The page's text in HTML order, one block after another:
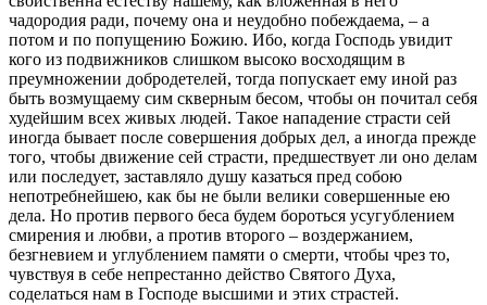
чадородия ради, почему она и неудобно побеждаема, – а
потом и по попущению Божию. Ибо, когда Господь увидит
кого из подвижников слишком высоко восходящим в
преумножении добродетелей, тогда попускает ему иной раз
быть возмущаему сим скверным бесом, чтобы он почитал себя
худейшим всех живых людей. Такое нападение страсти сей
иногда бывает после совершения добрых дел, а иногда прежде
того, чтобы движение сей страсти, предшествует ли оно делам
или последует, заставляло душу казаться пред собою
непотребнейшею, как бы не были велики совершенные ею
дела. Но против первого беса будем бороться усугублением
смирения и любви, а против второго – воздержанием,
безгневием и углублением памяти о смерти, чтобы чрез то,
чувствуя в себе непрестанно действо Святого Духа,
соделаться нам в Господе высшими и этих страстей.